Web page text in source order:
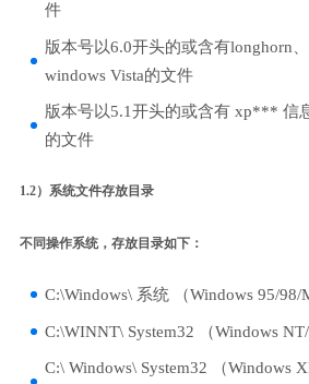
件
版本号以6.0开头的或含有longhorn
windows Vista的文件
版本号以5.1开头的或含有 xp*** 信
的文件
1.2）系统文件存放目录
不同操作系统，存放目录如下：
C:\Windows\ 系统 （Windows 95/98/
C:\WINNT\ System32 （Windows NT/
C:\ Windows\ System32 （Windows